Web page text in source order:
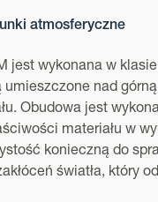
atmosferyczne
jest wykonana w
umieszczone nad
Obudowa jest
materiału w
konieczną do
światła, który